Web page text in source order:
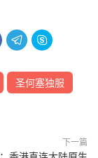
 
圣何塞独服
下一篇